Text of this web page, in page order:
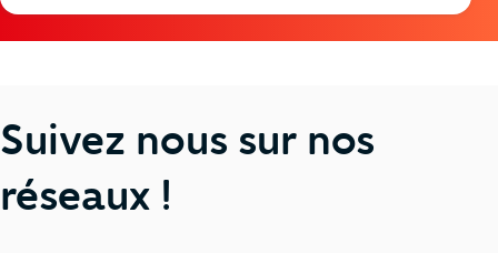
Suivez nous sur nos
réseaux !